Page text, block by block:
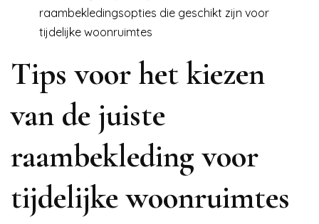
raambekledingsopties die geschikt zijn voor
tijdelijke woonruimtes
Tips voor het kiezen
van de juiste
raambekleding voor
tijdelijke woonruimtes